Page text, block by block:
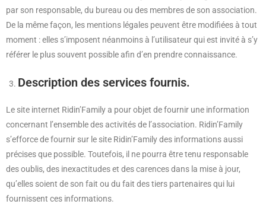
par son responsable, du bureau ou des membres de son association.
De la même façon, les mentions légales peuvent être modifiées à tout
moment : elles s’imposent néanmoins à l’utilisateur qui est invité à s’y
référer le plus souvent possible afin d’en prendre connaissance.
Description des services fournis.
Le site internet Ridin’Family a pour objet de fournir une information
concernant l’ensemble des activités de l’association. Ridin’Family
s’efforce de fournir sur le site Ridin’Family des informations aussi
précises que possible. Toutefois, il ne pourra être tenu responsable
des oublis, des inexactitudes et des carences dans la mise à jour,
qu’elles soient de son fait ou du fait des tiers partenaires qui lui
fournissent ces informations.